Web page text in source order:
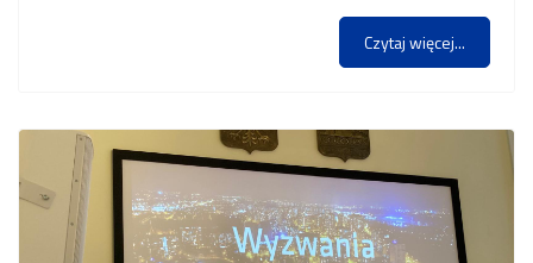
Czytaj więcej...